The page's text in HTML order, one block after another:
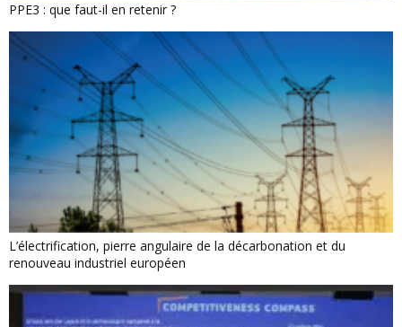
PPE3 : que faut-il en retenir ?
L’électrification, pierre angulaire de la décarbonation et du
renouveau industriel européen